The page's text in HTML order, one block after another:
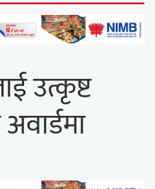
उत्कृष्ट